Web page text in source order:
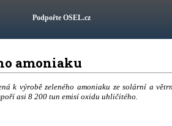
Podpořte OSEL.cz
amoniaku
k výrobě zeleného amoniaku ze solární a
asi 8 200 tun emisí oxidu uhličitého.